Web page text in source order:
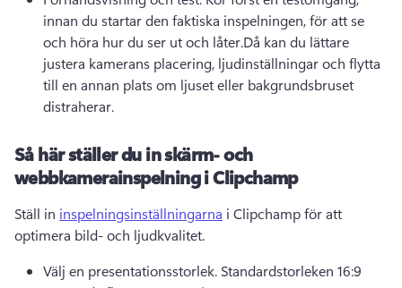
innan du startar den faktiska inspelningen, för att se
och höra hur du ser ut och låter.Då kan du lättare
justera kamerans placering, ljudinställningar och flytta
till en annan plats om ljuset eller bakgrundsbruset
distraherar.
Så här ställer du in skärm- och
webbkamerainspelning i Clipchamp
Ställ in inspelningsinställningarna i Clipchamp för att
optimera bild- och ljudkvalitet.
Välj en presentationsstorlek. Standardstorleken 16:9